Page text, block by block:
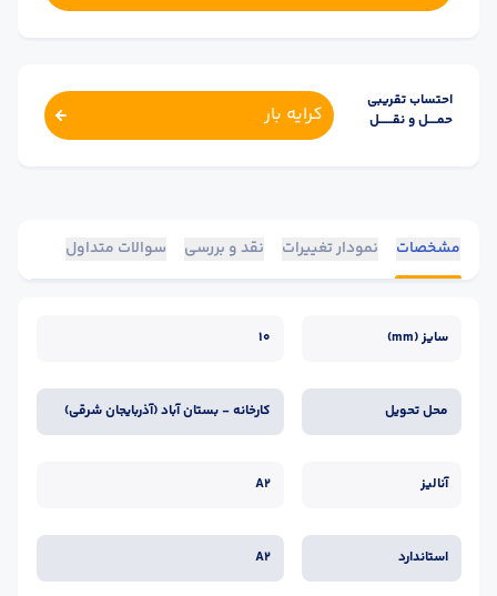
مشخصات نمودار تغییرات نقد و بررسی سوالات متداول
سایز (mm) 10
محل تحویل کارخانه - بستان آباد (آذربایجان شرقی)
آنالیز A2
استاندارد A2
احتساب تقریبی
حمــــل و نقــــــل
کرایه بار